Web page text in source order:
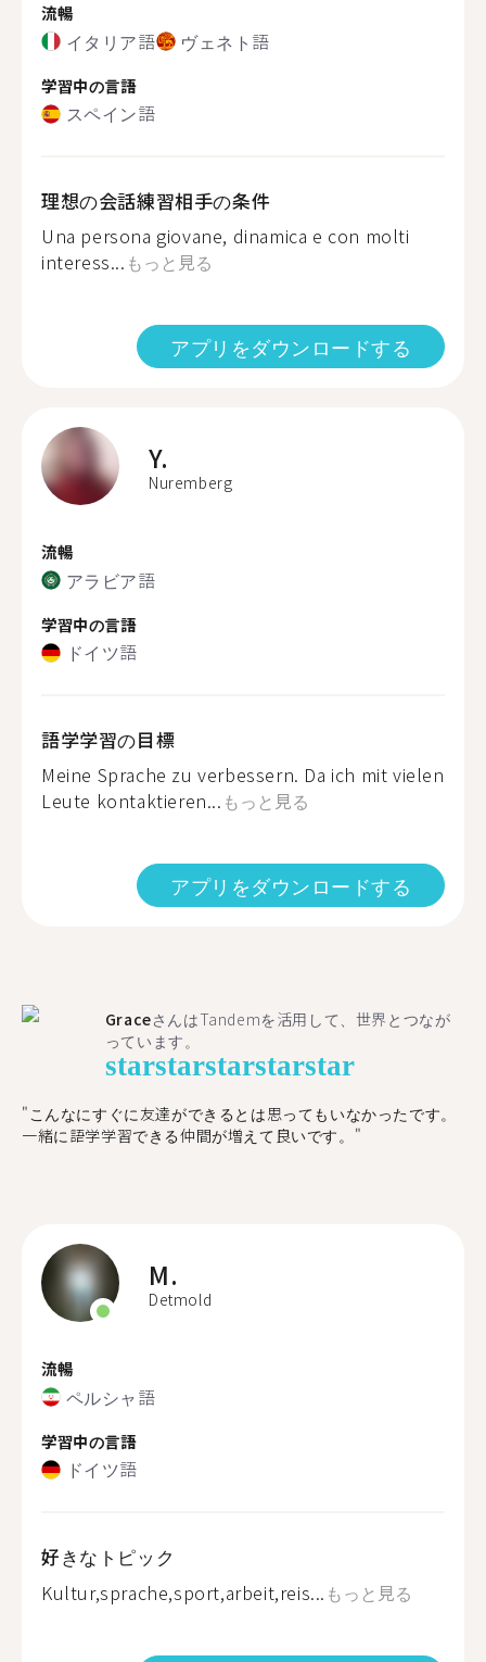
流暢
イタリア語 ヴェネト語
学習中の言語
スペイン語
理想の会話練習相手の条件
Una persona giovane, dinamica e con molti
interess... もっと見る
アプリをダウンロードする
Y.
Nuremberg
流暢
アラビア語
学習中の言語
ドイツ語
語学学習の目標
Meine Sprache zu verbessern. Da ich mit vielen
Leute kontaktieren... もっと見る
アプリをダウンロードする
GraceさんはTandemを活用して、世界とつなが
っています。
starstarstarstarstar
"こんなにすぐに友達ができるとは思ってもいなかったです。
一緒に語学学習できる仲間が増えて良いです。"
M.
Detmold
流暢
ペルシャ語
学習中の言語
ドイツ語
好きなトピック
Kultur,sprache,sport,arbeit,reis... もっと見る